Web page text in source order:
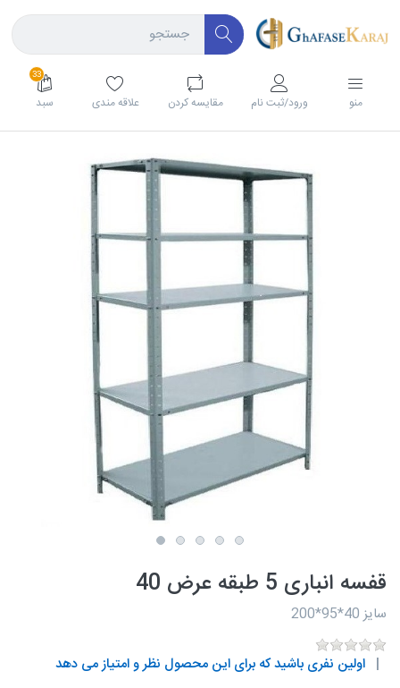
منو ورود/ثبت نام مقايسه كردن علاقه مندی
33
سبد
قفسه انباری 5 طبقه عرض 40
سایز 40*95*200
اولین نفری باشید که برای این محصول نظر و امتیاز می دهد